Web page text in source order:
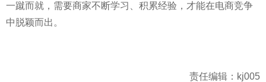
一蹴而就，需要商家不断学习、积累经验，才能在电商竞争
中脱颖而出。
责任编辑：kj005